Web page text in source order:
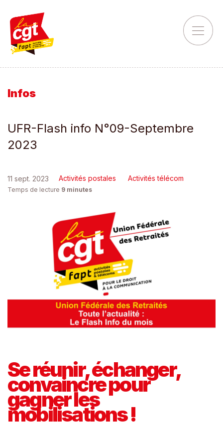
Infos
UFR-Flash info N°09-Septembre
2023
11 sept. 2023 Activités postales Activités télécom
Temps de lecture 9 minutes
Se réunir, échanger,
convaincre pour
gagner les
mobilisations !